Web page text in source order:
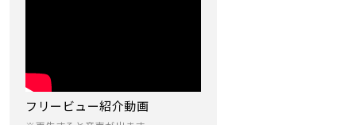
フリービュー紹介動画